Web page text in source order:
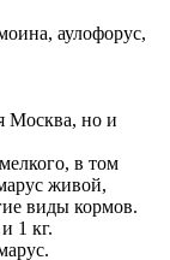
аулофорус,
Москва, но и
в том
живой,
виды кормов.
1 кг.